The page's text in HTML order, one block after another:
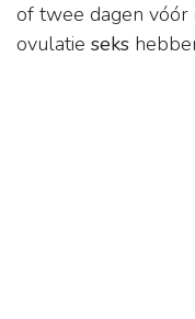
of twee dagen vóór
ovulatie seks